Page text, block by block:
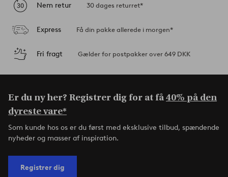
Nem retur 30 dages returret*
Express Få din pakke allerede i morgen*
Fri fragt Gælder for postpakker over 649 DKK
Er du ny her? Registrer dig for at få40% på den
dyreste vare*
Som kunde hos os er du først med eksklusive tilbud, spændende
nyheder og masser af inspiration.
Registrer dig